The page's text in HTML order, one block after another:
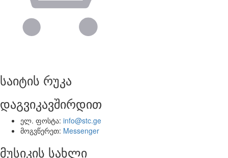
საიტის რუკა
დაგვიკავშირდით
ელ. ფოსტა: info@stc.ge
მოგვწერეთ: Messenger
მუსიკის სახლი